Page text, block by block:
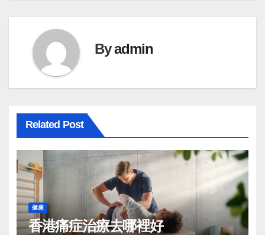
Byadmin
Related Post
健康
香港痛症治療去哪裡好